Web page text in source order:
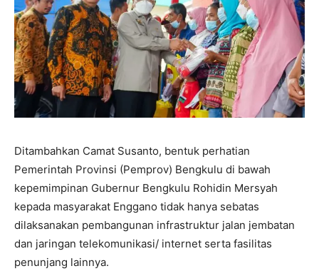
Ditambahkan Camat Susanto, bentuk perhatian
Pemerintah Provinsi (Pemprov) Bengkulu di bawah
kepemimpinan Gubernur Bengkulu Rohidin Mersyah
kepada masyarakat Enggano tidak hanya sebatas
dilaksanakan pembangunan infrastruktur jalan jembatan
dan jaringan telekomunikasi/ internet serta fasilitas
penunjang lainnya.